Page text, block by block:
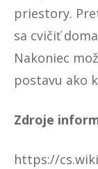
priestory.
sa cvičiť
Nakoniec
postavu ako
Zdroje
https://